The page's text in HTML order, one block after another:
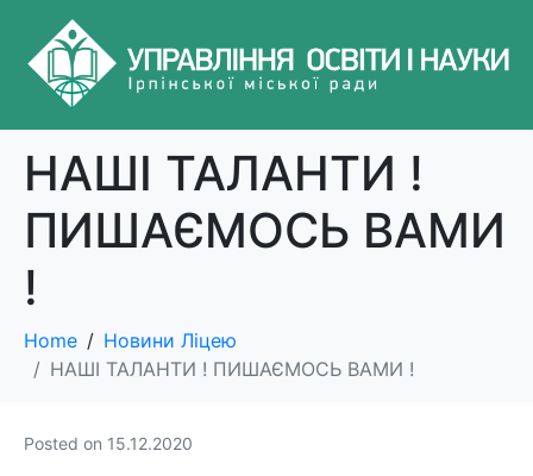
НАШІ ТАЛАНТИ !
ПИШАЄМОСЬ ВАМИ
!
Home
Новини Ліцею
НАШІ ТАЛАНТИ ! ПИШАЄМОСЬ ВАМИ !
Posted on 15.12.2020